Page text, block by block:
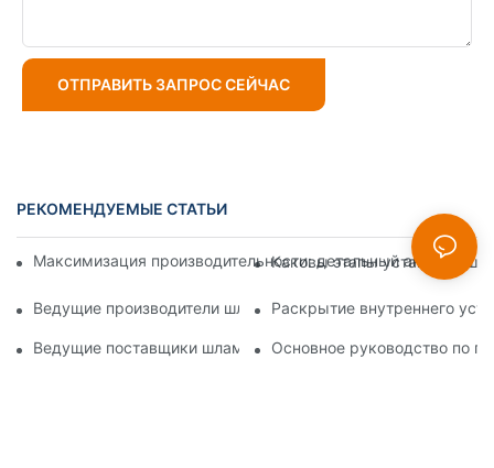
ОТПРАВИТЬ ЗАПРОС СЕЙЧАС
РЕКОМЕНДУЕМЫЕ СТАТЬИ
Максимизация производительности: детальный анализ
Каковы этапы установки
Ведущие производители шламовых насосов: ведущие
Раскрытие внутреннего
Ведущие поставщики шламовых насосов в отрасли:
Основное руководство по